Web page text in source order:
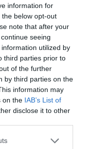
information for
below opt-out
note that after your
seeing
utilized by
third parties prior to
of the further
by third parties on the
information may
on the IAB’s List of
disclose it to other
or more Google
a
óvintézkedést.
végzel.
vegyél fel
viselj mindig
betörjenek a
esetén
ez a probléma,
és